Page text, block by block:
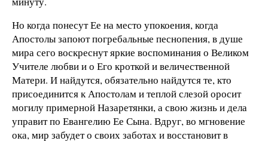
Но когда понесут Ее на место упокоения, когда
Апостолы запоют погребальные песнопения, в душе
мира сего воскреснут яркие воспоминания о Великом
Учителе любви и о Его кроткой и величественной
Матери. И найдутся, обязательно найдутся те, кто
присоединится к Апостолам и теплой слезой оросит
могилу примерной Назаретянки, а свою жизнь и дела
управит по Евангелию Ее Сына. Вдруг, во мгновение
ока, мир забудет о своих заботах и восстановит в